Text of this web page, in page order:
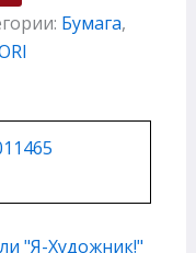
Бумага,